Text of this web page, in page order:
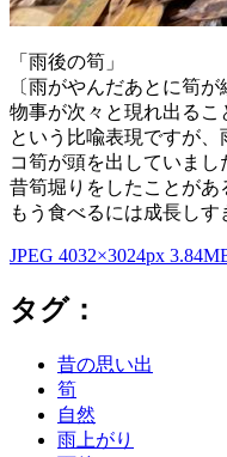
「雨後の筍」
〔雨がやんだあとに筍
物事が次々と現れ出るこ
という比喩表現ですが
コ筍が頭を出していまし
昔筍堀りをしたことがあ
もう食べるには成長し
JPEG 4032×3024px
タグ：
昔の思い出
筍
自然
雨上がり